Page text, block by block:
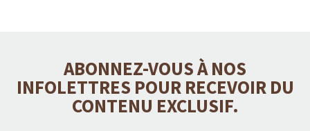
ABONNEZ-VOUS À NOS
INFOLETTRES POUR RECEVOIR DU
CONTENU EXCLUSIF.